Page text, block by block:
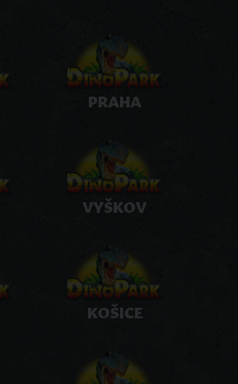
PRAHA
VYŠKOV
KOŠICE